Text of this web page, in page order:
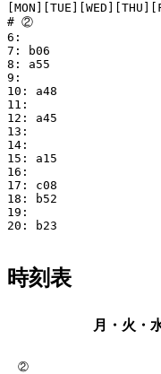
# ②
6:
7: b06
8: a55
9:
10: a48
11:
12: a45
13:
14:
15: a15
16:
17: c08
18: b52
19:
20: b23
時刻表
月・火・
②